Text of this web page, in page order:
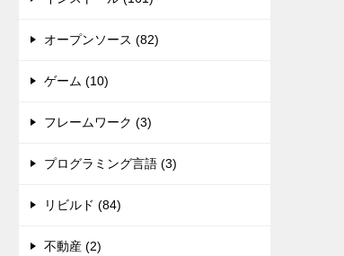
オープンソース (82)
ゲーム (10)
フレームワーク (3)
プログラミング言語 (3)
リビルド (84)
不動産 (2)